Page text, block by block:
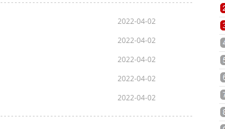
2022-04-02
2022-04-02
2022-04-02
2022-04-02
2022-04-02